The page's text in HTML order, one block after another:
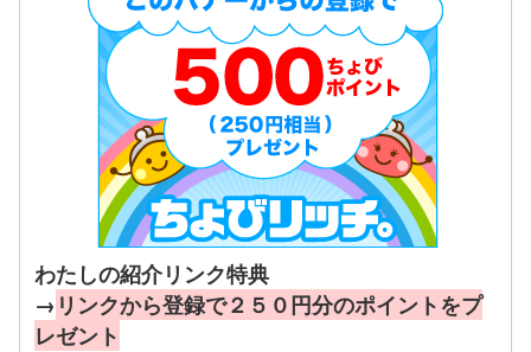
わたしの紹介リンク特典
→ リンクから登録で２５０円分のポイントをプ
レゼント